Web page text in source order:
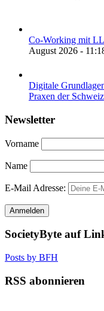
Co-Working mit
August 2026 -
Digitale
Praxen der Schweiz
Newsletter
Vorname
Name
E-Mail Adresse:
SocietyByte auf
Posts by BFH
RSS abonnieren